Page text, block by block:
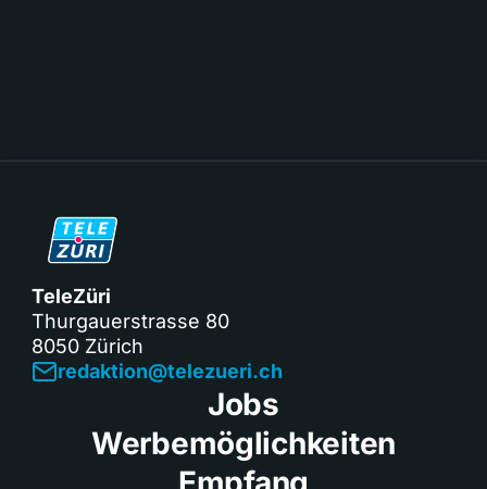
TeleZüri
Thurgauerstrasse 80
8050 Zürich
redaktion@telezueri.ch
Jobs
Werbemöglichkeiten